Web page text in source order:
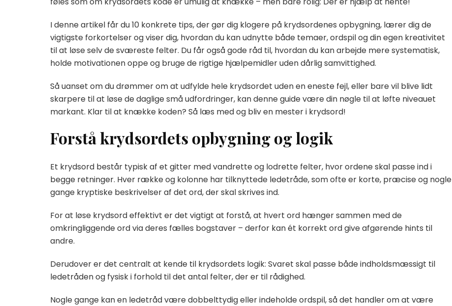
I denne artikel får du 10 konkrete tips, der gør dig klogere på krydsordenes opbygning, lærer dig de
vigtigste forkortelser og viser dig, hvordan du kan udnytte både temaer, ordspil og din egen kreativitet
til at løse selv de sværeste felter. Du får også gode råd til, hvordan du kan arbejde mere systematisk,
holde motivationen oppe og bruge de rigtige hjælpemidler uden dårlig samvittighed.
Så uanset om du drømmer om at udfylde hele krydsordet uden en eneste fejl, eller bare vil blive lidt
skarpere til at løse de daglige små udfordringer, kan denne guide være din nøgle til at løfte niveauet
markant. Klar til at knække koden? Så læs med og bliv en mester i krydsord!
Forstå krydsordets opbygning og logik
Et krydsord består typisk af et gitter med vandrette og lodrette felter, hvor ordene skal passe ind i
begge retninger. Hver række og kolonne har tilknyttede ledetråde, som ofte er korte, præcise og nogle
gange kryptiske beskrivelser af det ord, der skal skrives ind.
For at løse krydsord effektivt er det vigtigt at forstå, at hvert ord hænger sammen med de
omkringliggende ord via deres fælles bogstaver – derfor kan ét korrekt ord give afgørende hints til
andre.
Derudover er det centralt at kende til krydsordets logik: Svaret skal passe både indholdsmæssigt til
ledetråden og fysisk i forhold til det antal felter, der er til rådighed.
Nogle gange kan en ledetråd være dobbelttydig eller indeholde ordspil, så det handler om at være